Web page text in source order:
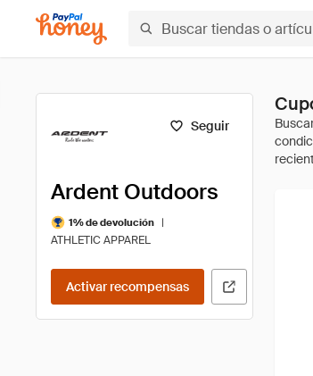
Seguir
Ardent Outdoors
1% de devolución
|
ATHLETIC APPAREL
Activar recompensas